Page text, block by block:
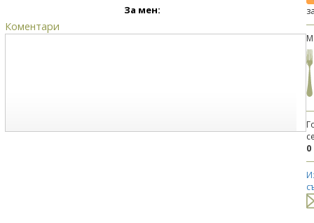
За мен:
Коментари
0